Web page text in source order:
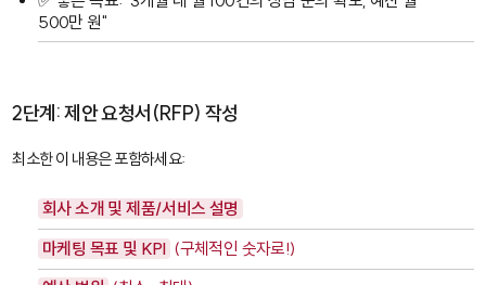
500만 원"
2단계: 제안 요청서(RFP) 작성
최소한 이 내용은 포함하세요:
회사 소개 및 제품/서비스 설명
마케팅 목표 및 KPI (구체적인 숫자로!)